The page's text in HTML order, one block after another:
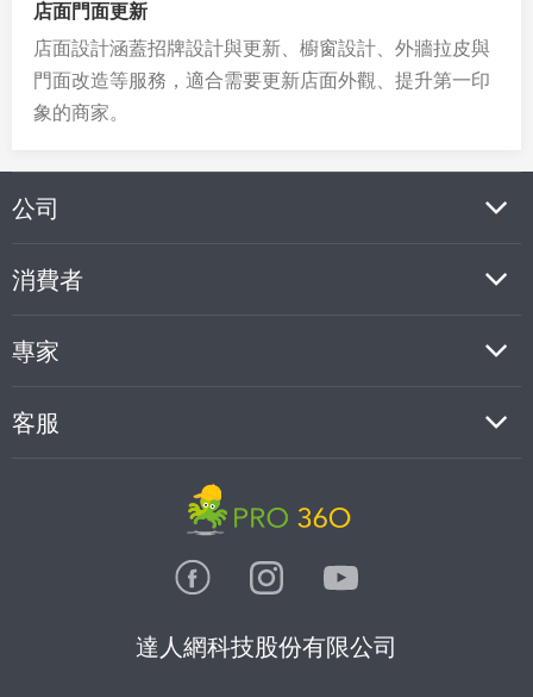
店面門面更新
店面設計涵蓋招牌設計與更新、櫥窗設計、外牆拉皮與
門面改造等服務，適合需要更新店面外觀、提升第一印
象的商家。
公司
消費者
專家
客服
達人網科技股份有限公司